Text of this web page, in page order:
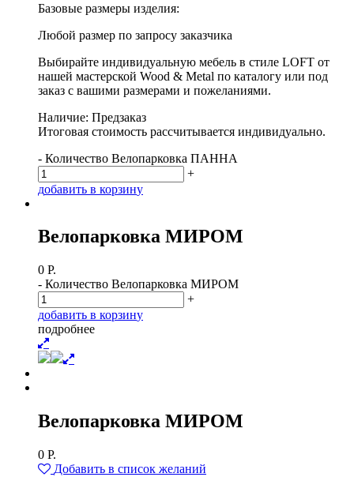
Базовые размеры изделия:
Любой размер по запросу заказчика
Выбирайте индивидуальную мебель в стиле LOFT от
нашей мастерской Wood & Metal по каталогу или под
заказ с вашими размерами и пожеланиями.
Наличие: Предзаказ
Итоговая стоимость рассчитывается индивидуально.
- Количество Велопарковка ПАННА
+
добавить в корзину
Велопарковка МИРОМ
0 Р.
- Количество Велопарковка МИРОМ
+
добавить в корзину
подробнее
Велопарковка МИРОМ
0 Р.
Добавить в список желаний